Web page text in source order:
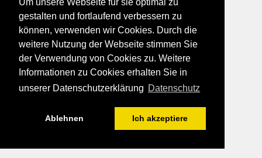
Um unsere Webseite für sie optimal zu
gestalten und fortlaufend verbessern zu
können, verwenden wir Cookies. Durch die
weitere Nutzung der Webseite stimmen Sie
der Verwendung von Cookies zu. Weitere
Informationen zu Cookies erhalten Sie in
unserer Datenschutzerklärung Datenschutz
Ablehnen Ich akzeptiere